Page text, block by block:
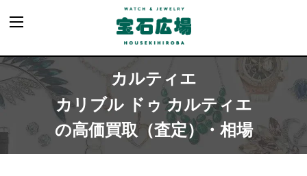
カルティエ
カリブル ドゥ カルティエ
の高価買取（査定）・相場